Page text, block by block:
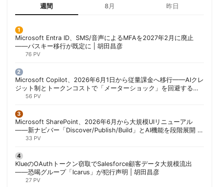
週間 8月 昨日
Microsoft Entra ID、SMS/音声によるMFAを2027年2月に廃止
——パスキー移行が既定に | 胡田昌彦
76 PV
Microsoft Copilot、2026年6月1日から従量課金へ移行——AIクレ
ジット制とトークンコストで「メーターショック」を回避する方
法 | 胡田昌彦
56 PV
Microsoft SharePoint、2026年6月から大規模UIリニューアル
——新ナビバー「Discover/Publish/Build」とAI機能を段階展開 |
胡田昌彦
33 PV
KlueのOAuthトークン窃取でSalesforce顧客データ大規模流出
——恐喝グループ「Icarus」が犯行声明 | 胡田昌彦
27 PV